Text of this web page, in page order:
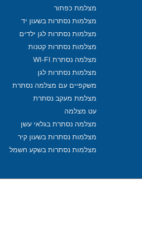
מצלמת כפתור
מצלמות נסתרות בשעון יד
מצלמות נסתרות לגן ילדים
מצלמות נסתרות קטנות
מצלמה נסתרת WI-FI
מצלמות נסתרות לגן
משקפיים עם מצלמה נסתרת
מצלמת מעקב נסתרת
עט מצלמה
מצלמה נסתרת בגלאי עשן
מצלמות נסתרות בשעון קיר
מצלמות נסתרות בשקע חשמל